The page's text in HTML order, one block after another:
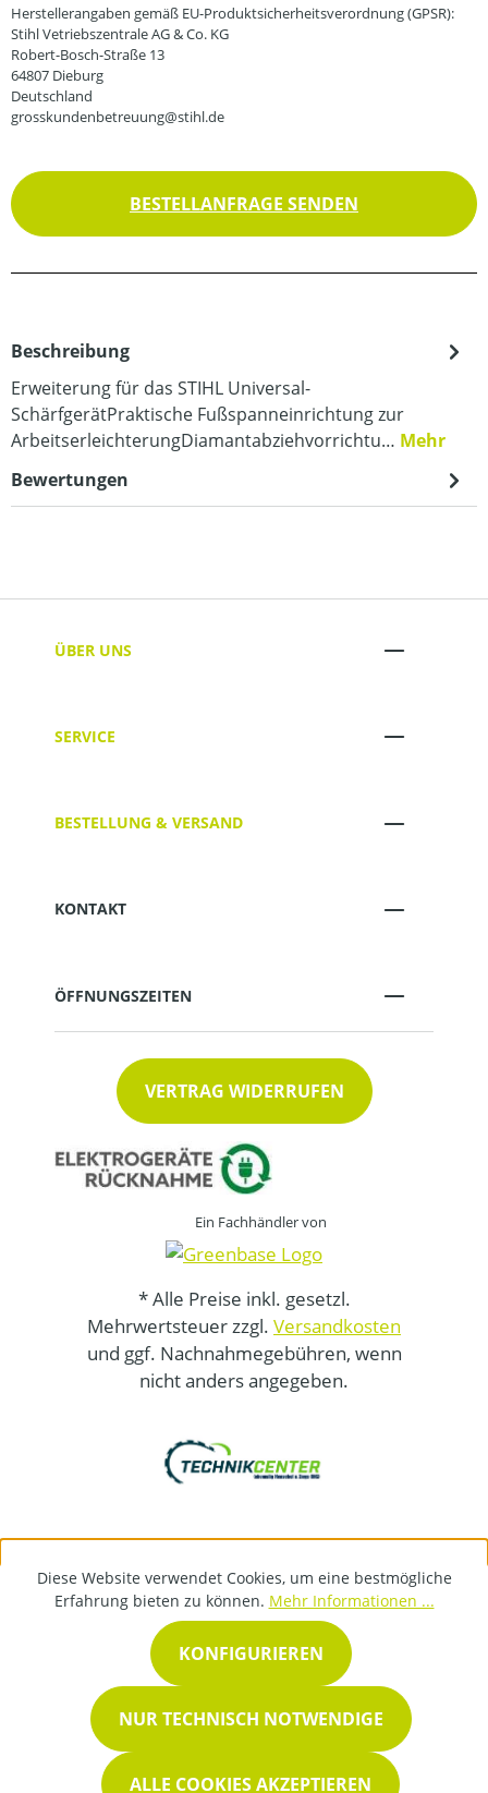
Herstellerangaben gemäß EU-Produktsicherheitsverordnung (GPSR):
Stihl Vetriebszentrale AG & Co. KG
Robert-Bosch-Straße 13
64807 Dieburg
Deutschland
grosskundenbetreuung@stihl.de
BESTELLANFRAGE SENDEN
Beschreibung
Erweiterung für das STIHL Universal-
SchärfgerätPraktische Fußspanneinrichtung zur
ArbeitserleichterungDiamantabziehvorrichtu… Mehr
Bewertungen
ÜBER UNS
SERVICE
BESTELLUNG & VERSAND
KONTAKT
ÖFFNUNGSZEITEN
VERTRAG WIDERRUFEN
Ein Fachhändler von
* Alle Preise inkl. gesetzl.
Mehrwertsteuer zzgl. Versandkosten
und ggf. Nachnahmegebühren, wenn
nicht anders angegeben.
Diese Website verwendet Cookies, um eine bestmögliche
Erfahrung bieten zu können. Mehr Informationen ...
NUR TECHNISCH NOTWENDIGE
KONFIGURIEREN
ALLE COOKIES AKZEPTIEREN